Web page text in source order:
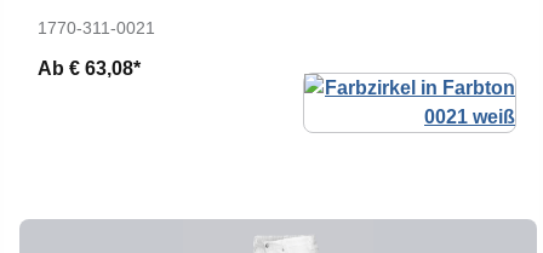
1770-311-0021
Ab € 63,08*